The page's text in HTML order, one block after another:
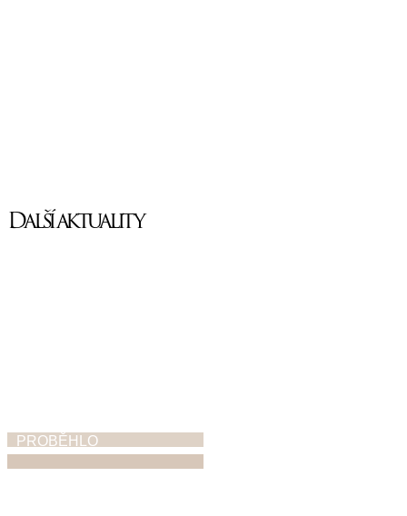
Další aktuality
PROBĚHLO